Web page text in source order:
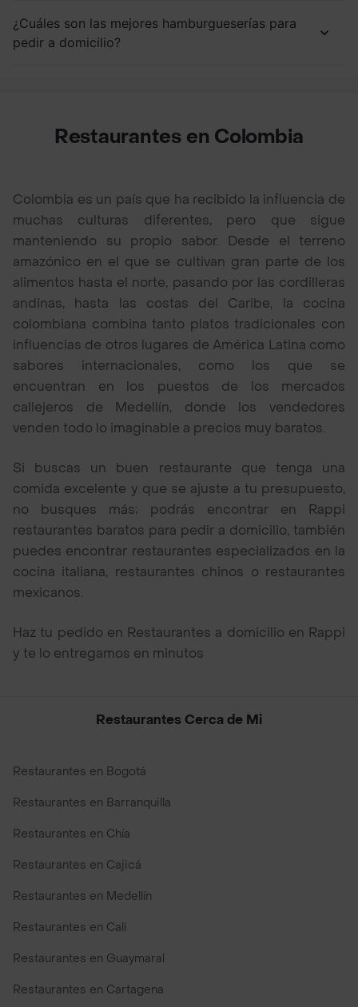
¿Cuáles son las mejores hamburgueserías para
pedir a domicilio?
Restaurantes en Colombia
Colombia es un país que ha recibido la influencia de
muchas culturas diferentes, pero que sigue
manteniendo su propio sabor. Desde el terreno
amazónico en el que se cultivan gran parte de los
alimentos hasta el norte, pasando por las cordilleras
andinas, hasta las costas del Caribe, la cocina
colombiana combina tanto platos tradicionales con
influencias de otros lugares de América Latina como
sabores internacionales, como los que se
encuentran en los puestos de los mercados
callejeros de Medellín, donde los vendedores
venden todo lo imaginable a precios muy baratos.
Si buscas un buen restaurante que tenga una
comida excelente y que se ajuste a tu presupuesto,
no busques más; podrás encontrar en Rappi
restaurantes baratos para pedir a domicilio, también
puedes encontrar restaurantes especializados en la
cocina italiana, restaurantes chinos o restaurantes
mexicanos.
Haz tu pedido en Restaurantes a domicilio en Rappi
y te lo entregamos en minutos
Restaurantes Cerca de Mi
Restaurantes en Bogotá
Restaurantes en Barranquilla
Restaurantes en Chía
Restaurantes en Cajicá
Restaurantes en Medellín
Restaurantes en Cali
Restaurantes en Guaymaral
Restaurantes en Cartagena